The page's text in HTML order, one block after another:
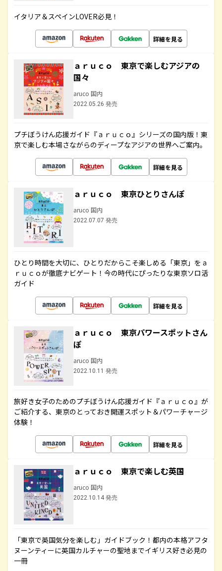
イタリア＆スペインLOVER必見！
詳細を見る
ａｒｕｃｏ 東京で楽しむアジアの
国々
aruco 国内
2022.05.26 発売
プチぼうけん応援ガイド『ａｒｕｃｏ』シリーズの国内版！東
京で楽しむ本場さながらのディープなアジアの世界へご案内。
詳細を見る
ａｒｕｃｏ 東京ひとりさんぽ
aruco 国内
2022.07.07 発売
ひとり時間を大切に、ひとりだからこそ楽しめる「東京」をａ
ｒｕｃｏが徹底ナビゲート！今の時代にぴったりな東京ソロ活
ガイド
詳細を見る
ａｒｕｃｏ 東京パワースポットさん
ぽ
aruco 国内
2022.10.11 発売
旅好き女子のためのプチぼうけん応援ガイド『ａｒｕｃｏ』が
ご紹介する、東京のとっておき開運スポット＆パワーチャージ
体験！
詳細を見る
ａｒｕｃｏ 東京で楽しむ英国
aruco 国内
2022.10.14 発売
「東京で英国気分を楽しむ」ガイドブック！都内の本格アフタ
ヌーンティーに英国カルチャーの聖地までイギリス好き必見の
一冊